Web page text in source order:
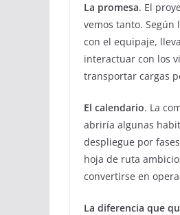
La promesa. El
vemos tanto.
con el equipaje,
interactuar con los
transportar cargas
El calendario. La
abriría algunas
despliegue por
hoja de ruta
convertirse en
La diferencia que